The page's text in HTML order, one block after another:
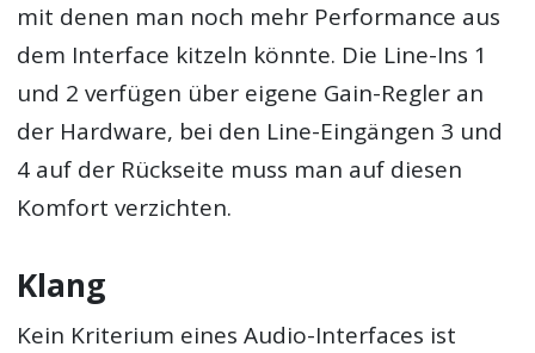
mit denen man noch mehr Performance aus
dem Interface kitzeln könnte. Die Line-Ins 1
und 2 verfügen über eigene Gain-Regler an
der Hardware, bei den Line-Eingängen 3 und
4 auf der Rückseite muss man auf diesen
Komfort verzichten.
Klang
Kein Kriterium eines Audio-Interfaces ist